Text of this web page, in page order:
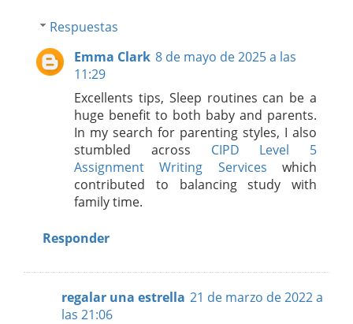
Respuestas
Emma Clark 8 de mayo de 2025 a las
11:29
Excellents tips, Sleep routines can be a
huge benefit to both baby and parents.
In my search for parenting styles, I also
stumbled across CIPD Level 5
Assignment Writing Services which
contributed to balancing study with
family time.
Responder
regalar una estrella 21 de marzo de 2022 a
las 21:06